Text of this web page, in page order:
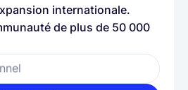
internationale.
de plus de 50 000